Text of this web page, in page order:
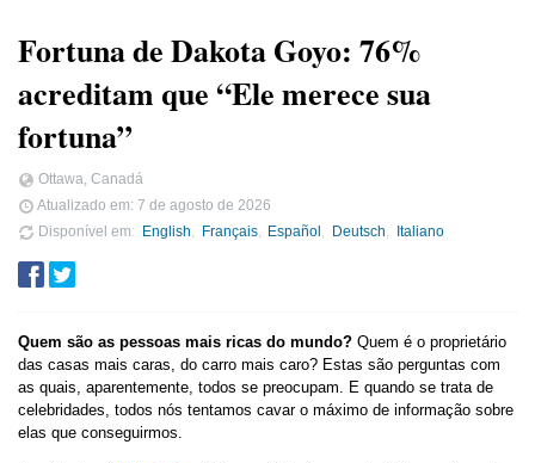
Fortuna de Dakota Goyo: 76%
acreditam que “Ele merece sua
fortuna”
Ottawa, Canadá
Atualizado em: 7 de agosto de 2026
Disponível em
English Français Español Deutsch Italiano
Quem são as pessoas mais ricas do mundo? Quem é o proprietário
das casas mais caras, do carro mais caro? Estas são perguntas com
as quais, aparentemente, todos se preocupam. E quando se trata de
celebridades, todos nós tentamos cavar o máximo de informação sobre
elas que conseguirmos.